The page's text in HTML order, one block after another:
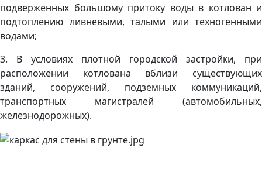
подверженных большому притоку воды в котлован и
подтоплению ливневыми, талыми или техногенными
водами;
3. В условиях плотной городской застройки, при
расположении котлована вблизи существующих
зданий, сооружений, подземных коммуникаций,
транспортных магистралей (автомобильных,
железнодорожных).